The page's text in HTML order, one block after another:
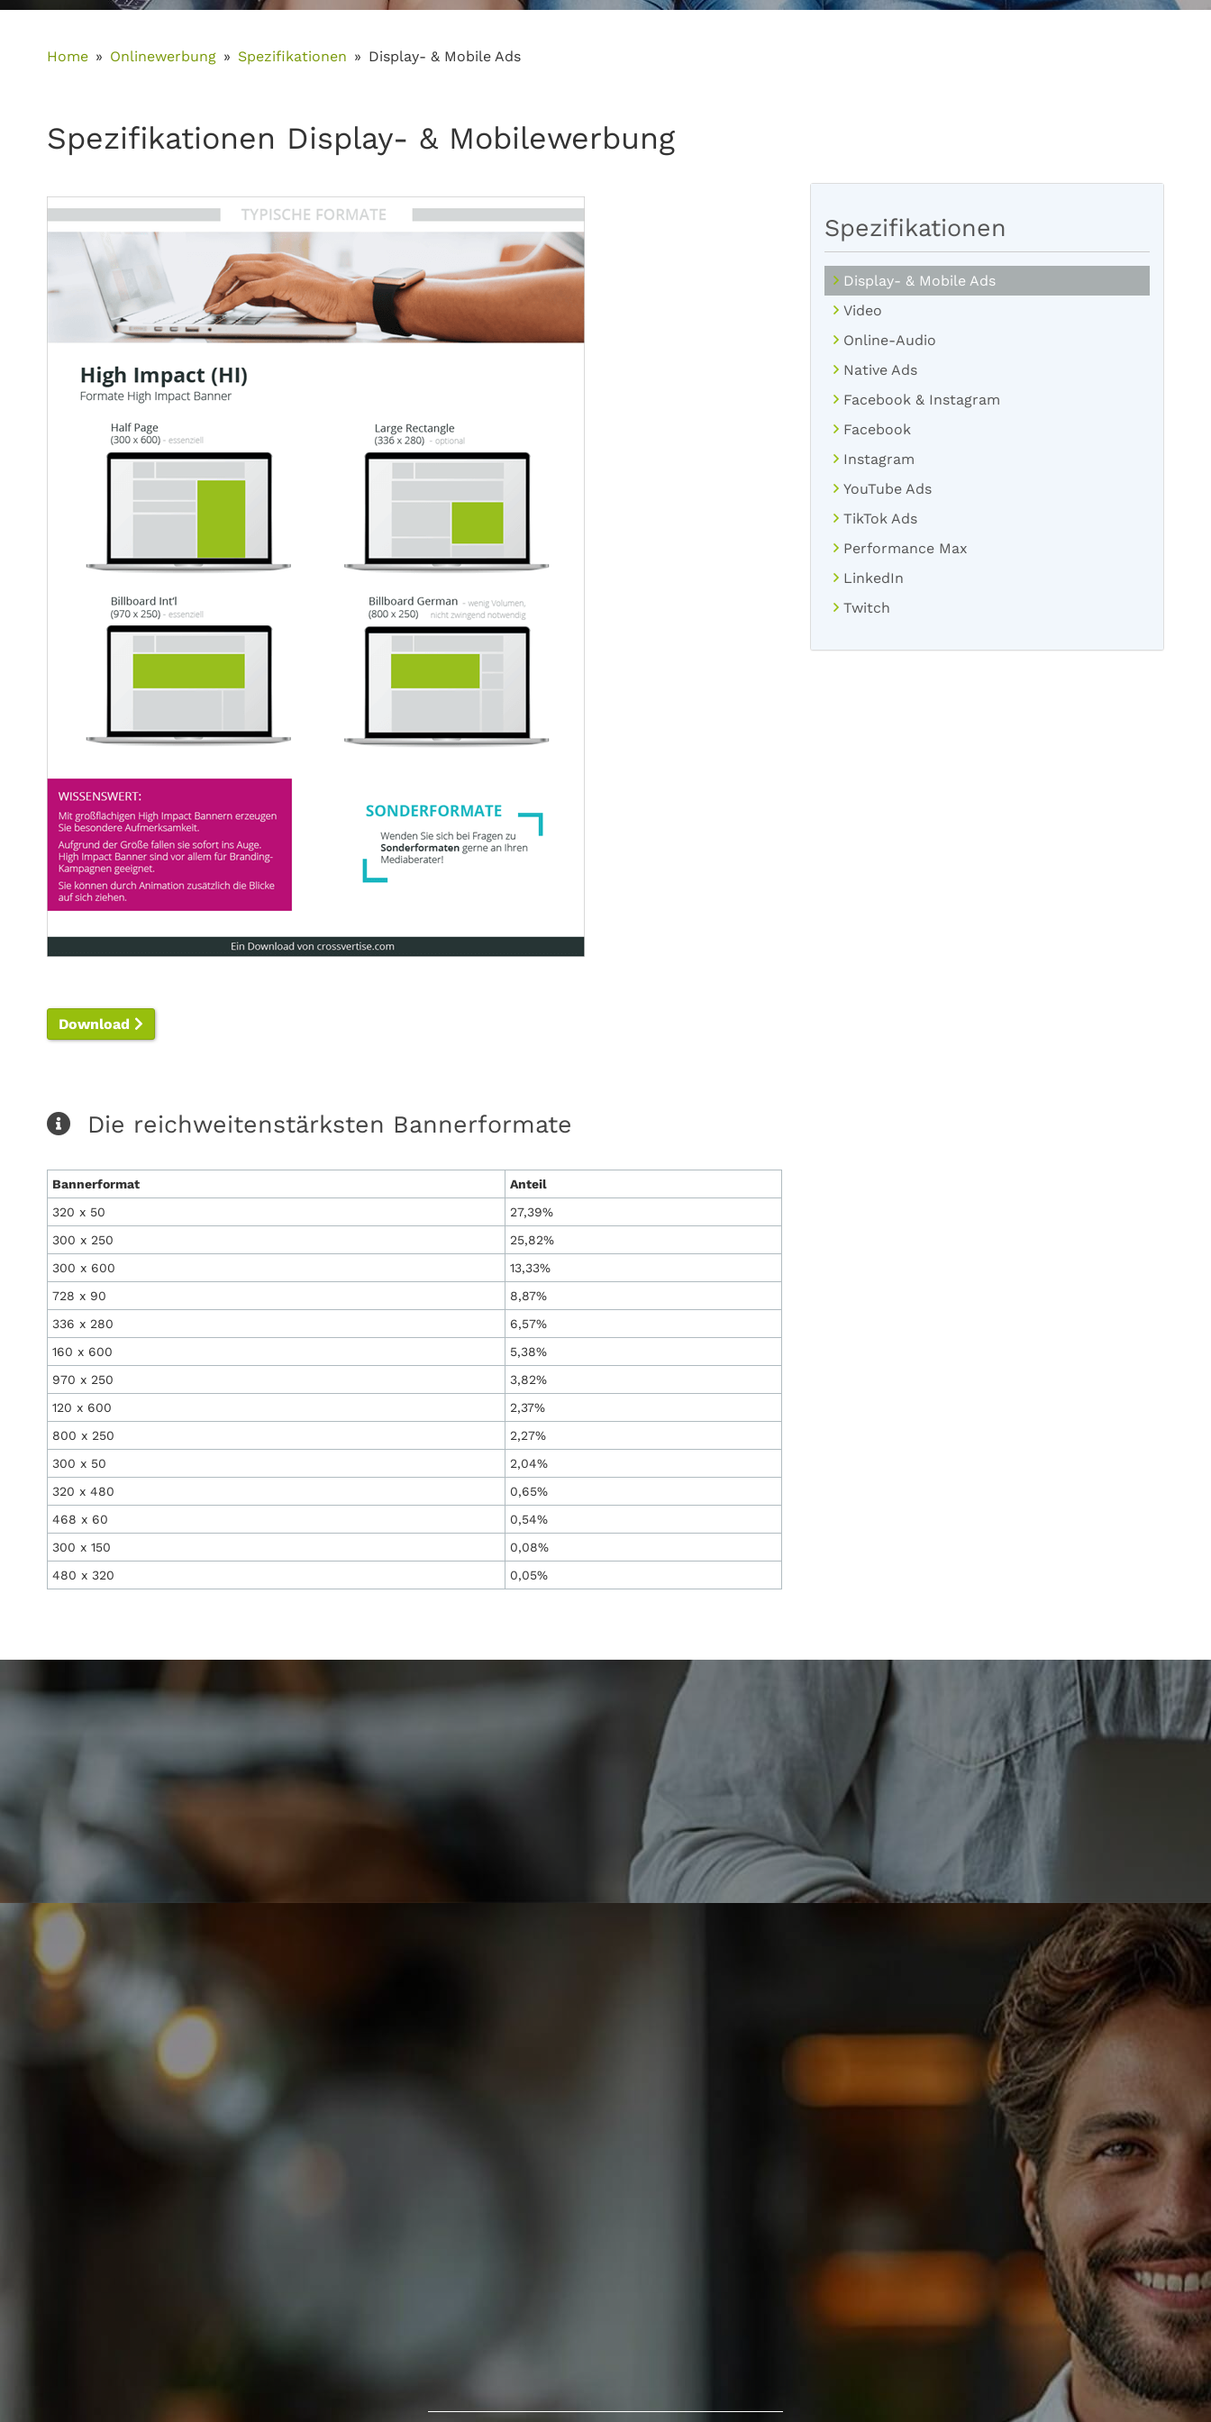
Home Onlinewerbung Spezifikationen Display- & Mobile Ads
Spezifikationen Display- & Mobilewerbung
Download
Die reichweitenstärksten Bannerformate
Bannerformat
Anteil
320 x 50
27,39%
300 x 250
25,82%
300 x 600
13,33%
728 x 90
8,87%
336 x 280
6,57%
160 x 600
5,38%
970 x 250
3,82%
120 x 600
2,37%
800 x 250
2,27%
300 x 50
2,04%
320 x 480
0,65%
468 x 60
0,54%
300 x 150
0,08%
480 x 320
0,05%
Spezifikationen
Display- & Mobile Ads
Video
Online-Audio
Native Ads
Facebook & Instagram
Facebook
Instagram
YouTube Ads
TikTok Ads
Performance Max
LinkedIn
Twitch